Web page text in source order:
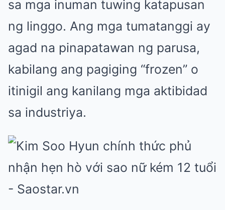
sa mga inuman tuwing katapusan
ng linggo. Ang mga tumatanggi ay
agad na pinapatawan ng parusa,
kabilang ang pagiging “frozen” o
itinigil ang kanilang mga aktibidad
sa industriya.